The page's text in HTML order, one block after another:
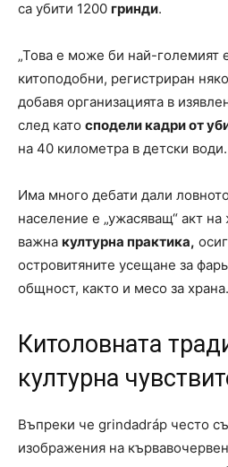
са убити 1200 гринди.
„Това е може би най-големият
китоподобни, регистриран
добавя организацията в
след като сподели кадри от
на 40 километра в детски води.
Има много дебати дали
население е „ужасяващ“ акт
важна културна практика,
островитяните усещане за
общност, както и месо за храна.
Китоловната
културна
Въпреки че grindadráp често
изображения на